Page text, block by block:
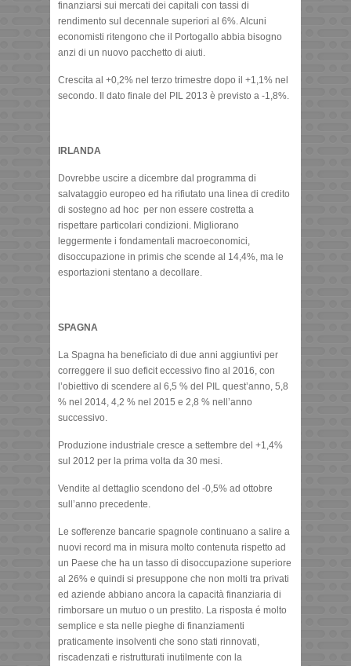
finanziarsi sui mercati dei capitali con tassi di
rendimento sul decennale superiori al 6%. Alcuni
economisti ritengono che il Portogallo abbia bisogno
anzi di un nuovo pacchetto di aiuti.
Crescita al +0,2% nel terzo trimestre dopo il +1,1% nel
secondo. Il dato finale del PIL 2013 è previsto a -1,8%.
IRLANDA
Dovrebbe uscire a dicembre dal programma di
salvataggio europeo ed ha rifiutato una linea di credito
di sostegno ad hoc per non essere costretta a
rispettare particolari condizioni. Migliorano
leggermente i fondamentali macroeconomici,
disoccupazione in primis che scende al 14,4%, ma le
esportazioni stentano a decollare.
SPAGNA
La Spagna ha beneficiato di due anni aggiuntivi per
correggere il suo deficit eccessivo fino al 2016, con
l’obiettivo di scendere al 6,5 % del PIL quest’anno, 5,8
% nel 2014, 4,2 % nel 2015 e 2,8 % nell’anno
successivo.
Produzione industriale cresce a settembre del +1,4%
sul 2012 per la prima volta da 30 mesi.
Vendite al dettaglio scendono del -0,5% ad ottobre
sull’anno precedente.
Le sofferenze bancarie spagnole continuano a salire a
nuovi record ma in misura molto contenuta rispetto ad
un Paese che ha un tasso di disoccupazione superiore
al 26% e quindi si presuppone che non molti tra privati
ed aziende abbiano ancora la capacità finanziaria di
rimborsare un mutuo o un prestito. La risposta é molto
semplice e sta nelle pieghe di finanziamenti
praticamente insolventi che sono stati rinnovati,
riscadenzati e ristrutturati inutilmente con la